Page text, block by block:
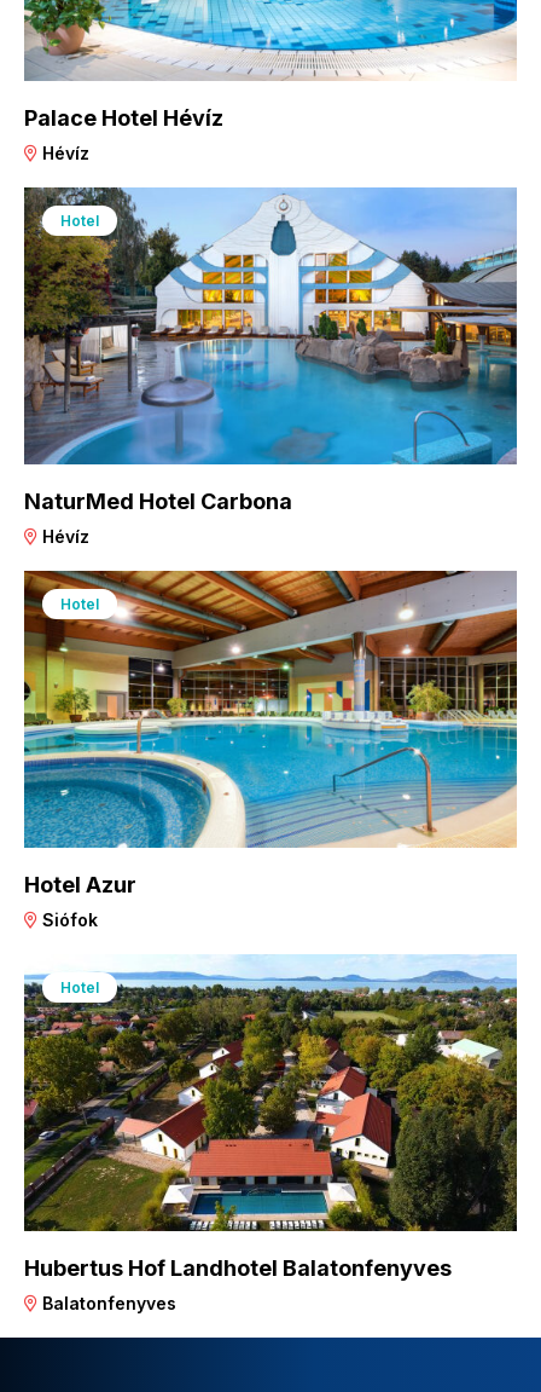
Palace Hotel Hévíz
Hévíz
Hotel
NaturMed Hotel Carbona
Hévíz
Hotel
Hotel Azur
Siófok
Hotel
Hubertus Hof Landhotel Balatonfenyves
Balatonfenyves